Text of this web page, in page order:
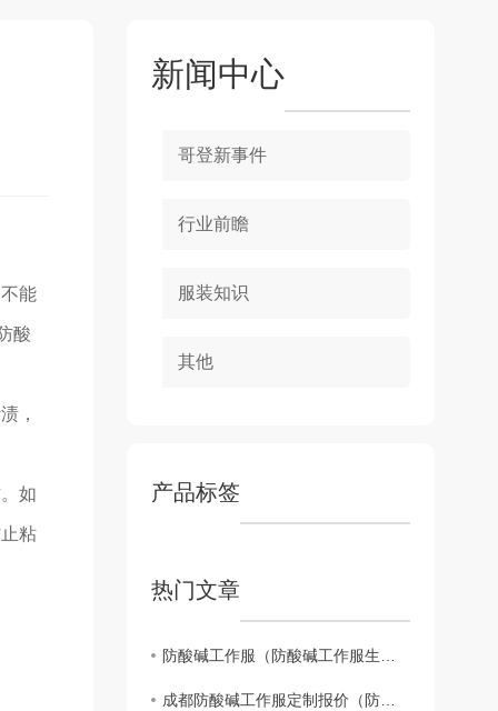
能
酸
，
如
粘
新闻中心
哥登新事件
行业前瞻
服装知识
其他
产品标签
热门文章
防酸碱工作服（防酸碱工作服生产厂家）
成都防酸碱工作服定制报价（防酸碱工作服执行标准）